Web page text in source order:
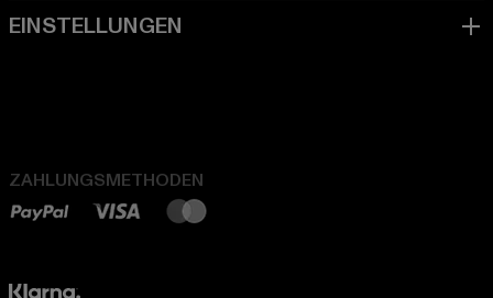
ZAHLUNGSMETHODEN